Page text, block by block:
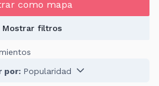
como mapa
Mostrar filtros
por: Popularidad